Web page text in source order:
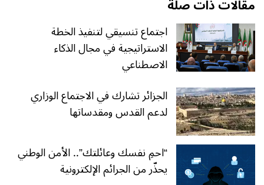
مقالات ذات صلة
اجتماع تنسيقي لتنفيذ الخطة
الاستراتيجية في مجال الذكاء
الاصطناعي
الجزائر تشارك في الاجتماع الوزاري
لدعم القدس ومقدساتها
“احمِ نفسك وعائلتك”.. الأمن الوطني
يحذّر من الجرائم الإلكترونية